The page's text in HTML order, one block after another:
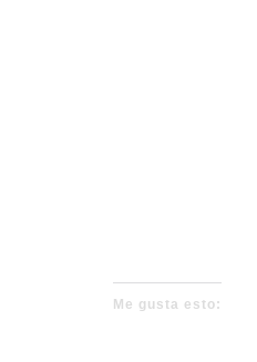
Me gusta esto: